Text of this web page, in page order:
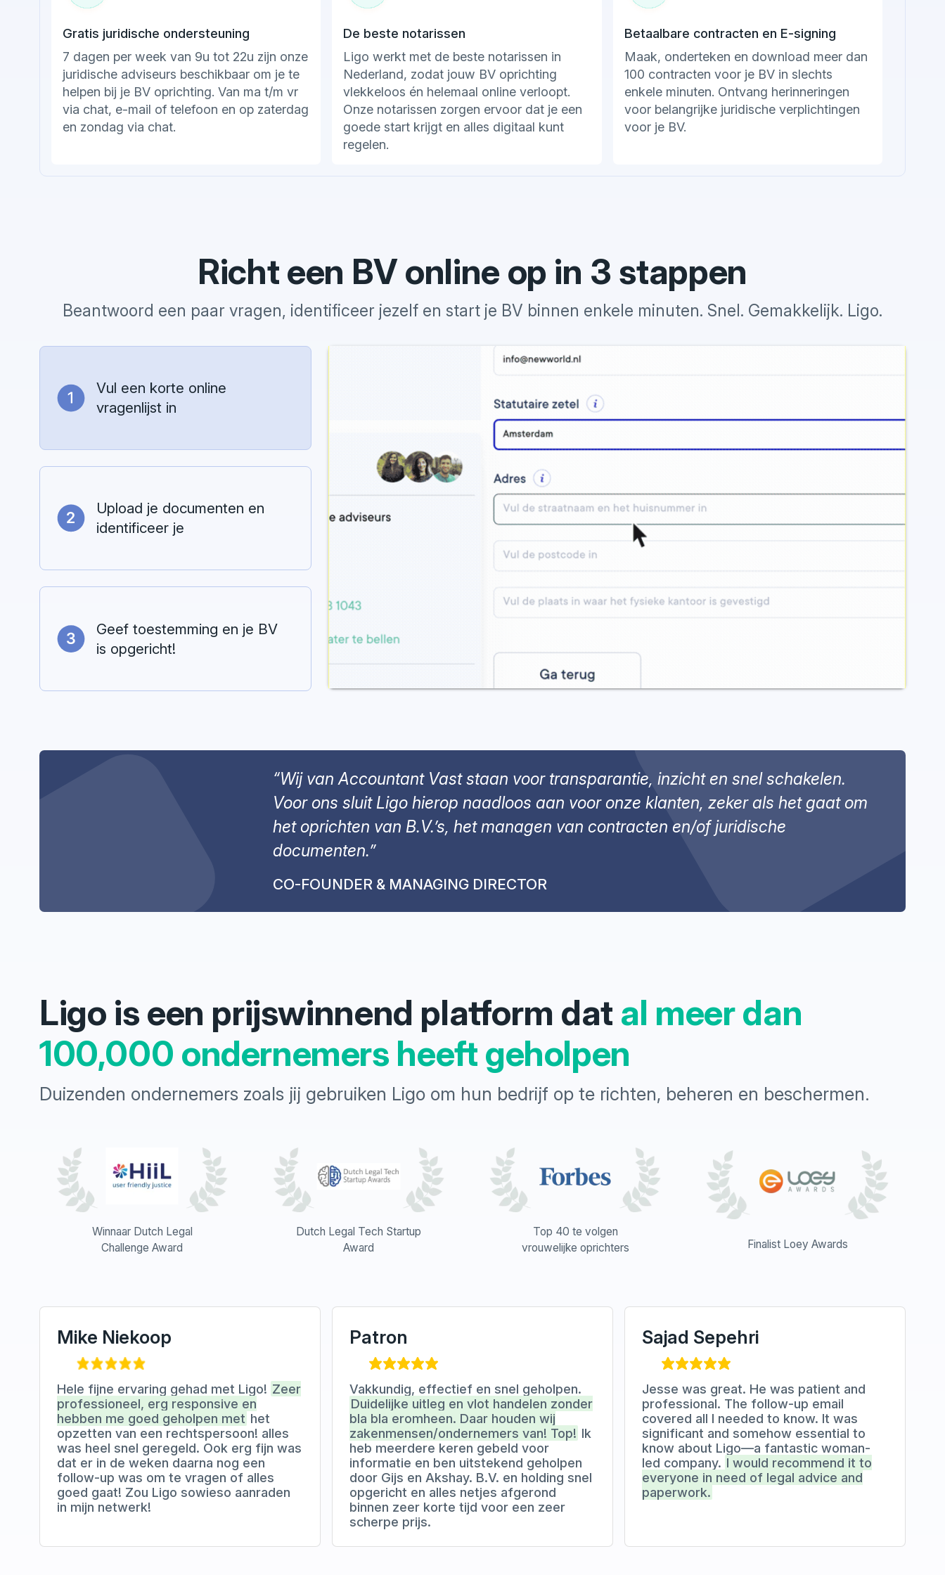
Gratis juridische ondersteuning
7 dagen per week van 9u tot 22u zijn onze
juridische adviseurs beschikbaar om je te
helpen bij je BV oprichting. Van ma t/m vr
via chat, e-mail of telefoon en op zaterdag
en zondag via chat.
De beste notarissen
Ligo werkt met de beste notarissen in
Nederland, zodat jouw BV oprichting
vlekkeloos én helemaal online verloopt.
Onze notarissen zorgen ervoor dat je een
goede start krijgt en alles digitaal kunt
regelen.
Betaalbare contracten en E-signing
Maak, onderteken en download meer dan
100 contracten voor je BV in slechts
enkele minuten. Ontvang herinneringen
voor belangrijke juridische verplichtingen
voor je BV.
Richt een BV online op in 3 stappen
Beantwoord een paar vragen, identificeer jezelf en start je BV binnen enkele minuten. Snel. Gemakkelijk. Ligo.
Vul een korte online
vragenlijst in
Upload je documenten en
identificeer je
Geef toestemming en je BV
is opgericht!
“Wij van Accountant Vast staan voor transparantie, inzicht en snel schakelen.
Voor ons sluit Ligo hierop naadloos aan voor onze klanten, zeker als het gaat om
het oprichten van B.V.’s, het managen van contracten en/of juridische
documenten.”
CO-FOUNDER & MANAGING DIRECTOR
Ligo is een prijswinnend platform dat al meer dan
100,000 ondernemers heeft geholpen
Duizenden ondernemers zoals jij gebruiken Ligo om hun bedrijf op te richten, beheren en beschermen.
Winnaar Dutch Legal
Challenge Award
Dutch Legal Tech Startup
Award
Top 40 te volgen
vrouwelijke oprichters
Finalist Loey Awards
Mike Niekoop
Hele fijne ervaring gehad met Ligo! Zeer
professioneel, erg responsive en
hebben me goed geholpen met het
opzetten van een rechtspersoon! alles
was heel snel geregeld. Ook erg fijn was
dat er in de weken daarna nog een
follow-up was om te vragen of alles
goed gaat! Zou Ligo sowieso aanraden
in mijn netwerk!
Patron
Vakkundig, effectief en snel geholpen.
Duidelijke uitleg en vlot handelen zonder
bla bla eromheen. Daar houden wij
zakenmensen/ondernemers van! Top! Ik
heb meerdere keren gebeld voor
informatie en ben uitstekend geholpen
door Gijs en Akshay. B.V. en holding snel
opgericht en alles netjes afgerond
binnen zeer korte tijd voor een zeer
scherpe prijs.
Sajad Sepehri
Jesse was great. He was patient and
professional. The follow-up email
covered all I needed to know. It was
significant and somehow essential to
know about Ligo—a fantastic woman-
led company. I would recommend it to
everyone in need of legal advice and
paperwork.